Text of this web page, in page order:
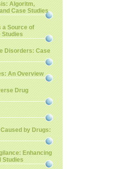
Algoritm,
Case Studies
a Source of
Studies
Disorders: Case
An Overview
Drug
by Drugs:
Enhancing
Studies